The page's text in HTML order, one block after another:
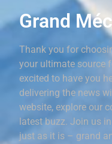
Grand
Thank you for
your ultimate source
excited to have you
delivering the news
website, explore our
latest buzz. Join us
just as it is – grand